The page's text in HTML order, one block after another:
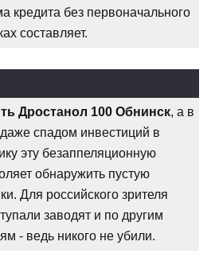
кредита без первоначального
составляет.
Дростанол 100 Обнинск, а в
спадом инвестиций в
эту безаппеляционную
обнаружить пустую
Для российского зрителя
заводят и по другим
- ведь никого не убили.